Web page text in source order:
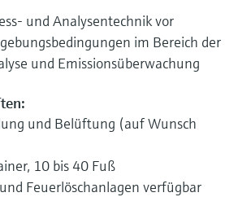
und Analysentechnik vor
im Bereich der
und Emissionsüberwachung
und Belüftung (auf Wunsch
10 bis 40 Fuß
Feuerlöschanlagen verfügbar